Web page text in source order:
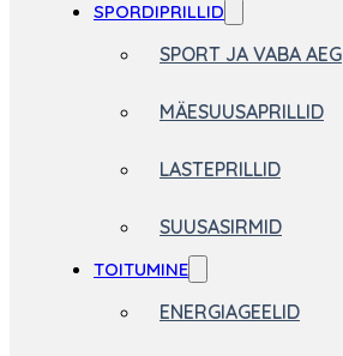
SPORDIPRILLID
SPORT JA VABA AEG
MÄESUUSAPRILLID
LASTEPRILLID
SUUSASIRMID
TOITUMINE
ENERGIAGEELID